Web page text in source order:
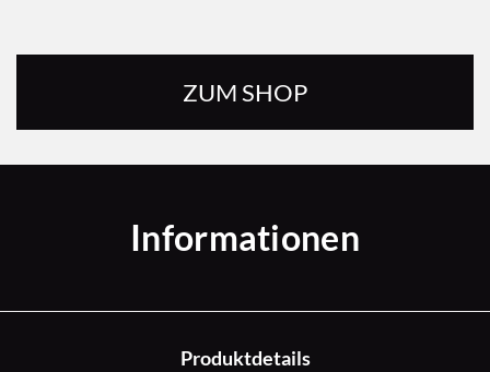
ZUM SHOP
Informationen
Produktdetails